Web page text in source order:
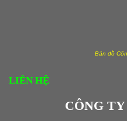
Bản đồ
LIÊN HỆ
CÔNG